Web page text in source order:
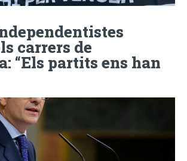
carrers de
“Els partits ens han